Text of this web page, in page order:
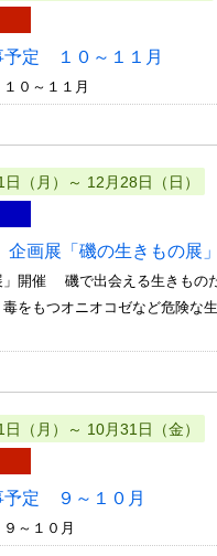
予定 １０～１１月
０～１１月
（月）～ 12月28日（日）
企画展「磯の生きもの展」
開催 磯で出会える生きもの
をもつオニオコゼなど危険な
（月）～ 10月31日（金）
予定 ９～１０月
～１０月